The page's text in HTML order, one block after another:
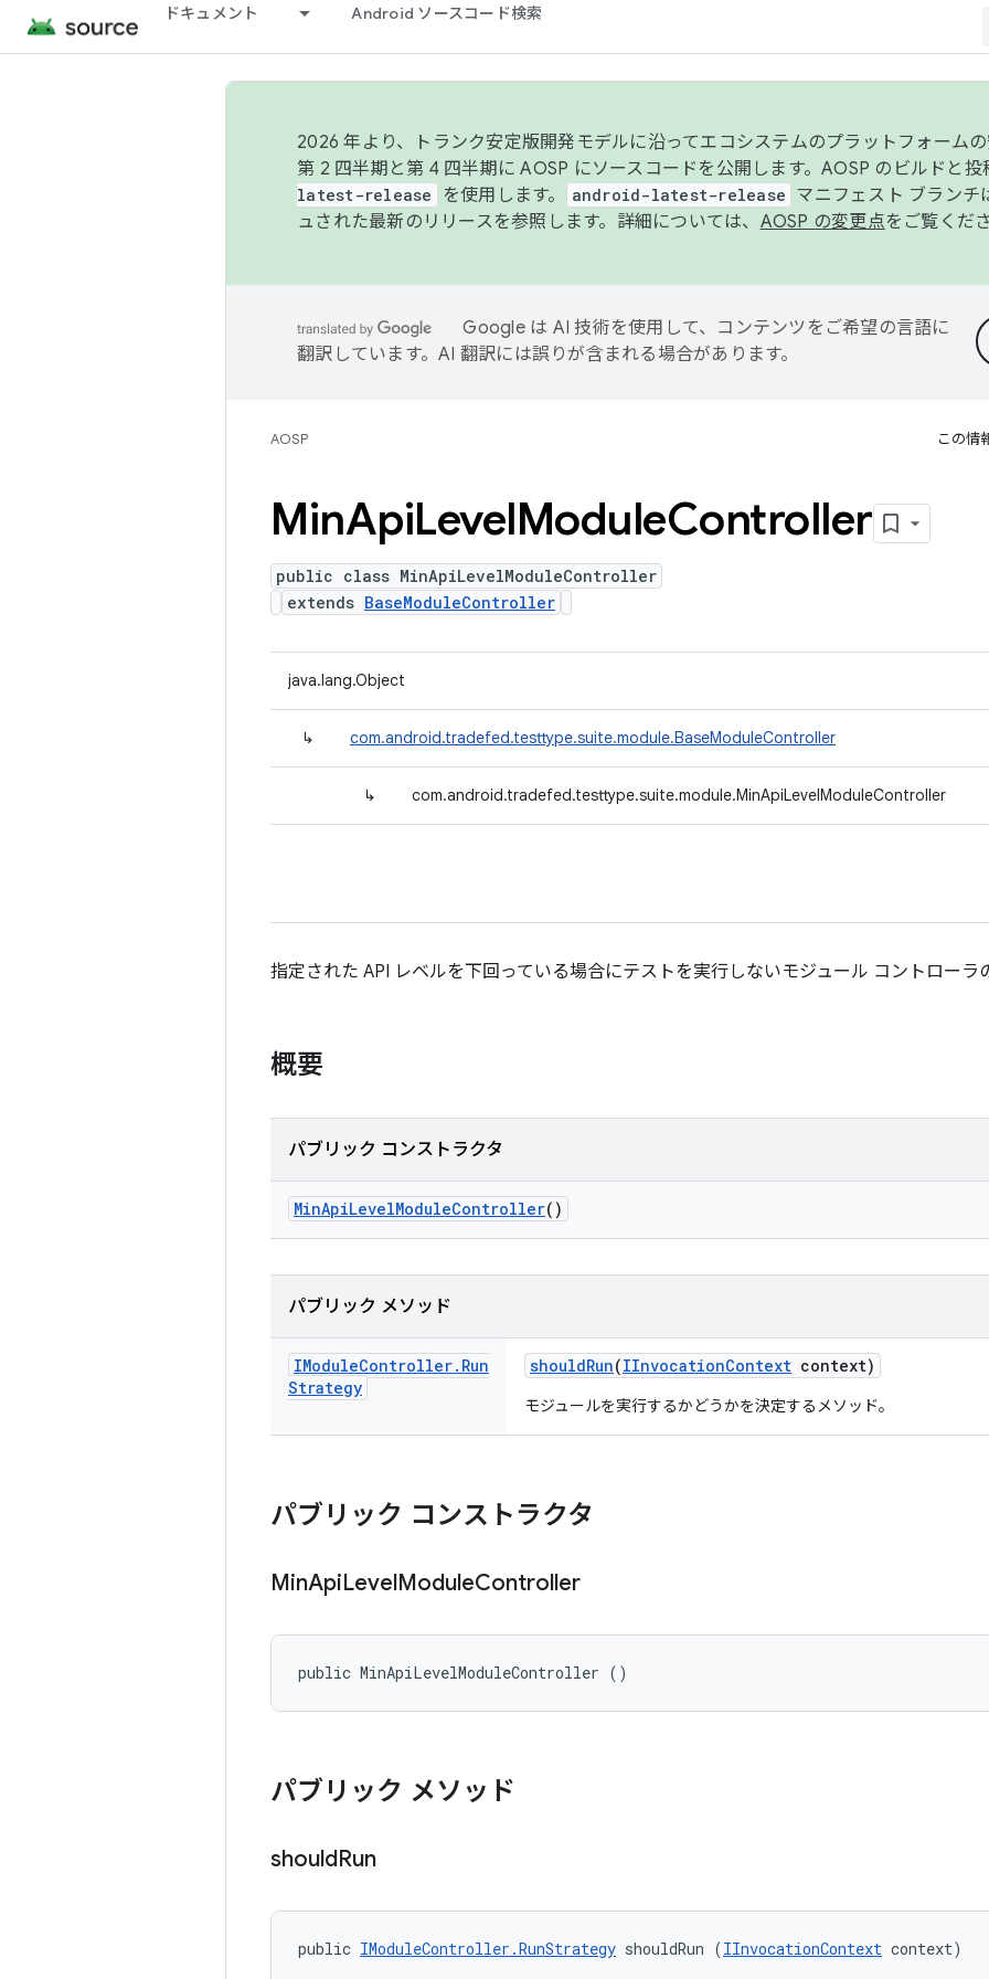
ドキュメント Android ソースコード検索
2026 年より、トランク安定版開発モデルに沿ってエコシステムのプラットフォームの
第 2 四半期と第 4 四半期に AOSP にソースコードを公開します。AOSP のビルドと投
latest-release
を使用します。 android-latest-release マニフェスト ブランチ
ュされた最新のリリースを参照します。詳細については、 AOSP の変更点をご覧くだ
Google は AI 技術を使用して、コンテンツをご希望の言語に
翻訳しています。AI 翻訳には誤りが含まれる場合があります。
AOSP この情
MinApiLevelModuleController
public class MinApiLevelModuleController
extends BaseModuleController
java.lang.Object
↳ com.android.tradefed.testtype.suite.module.BaseModuleController
↳ com.android.tradefed.testtype.suite.module.MinApiLevelModuleController
指定された API レベルを下回っている場合にテストを実行しないモジュール コントローラ
概要
パブリック コンストラクタ
MinApiLevelModuleController()
パブリック メソッド
IModuleController. Run
Strategy
shouldRun(IInvocationContext context)
モジュールを実行するかどうかを決定するメソッド。
パブリック コンストラクタ
MinApiLevelModuleController
public MinApiLevelModuleController ()
パブリック メソッド
shouldRun
public IModuleController.RunStrategy shouldRun (IInvocationContext context)